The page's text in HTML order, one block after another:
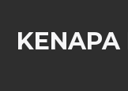
KENAPA